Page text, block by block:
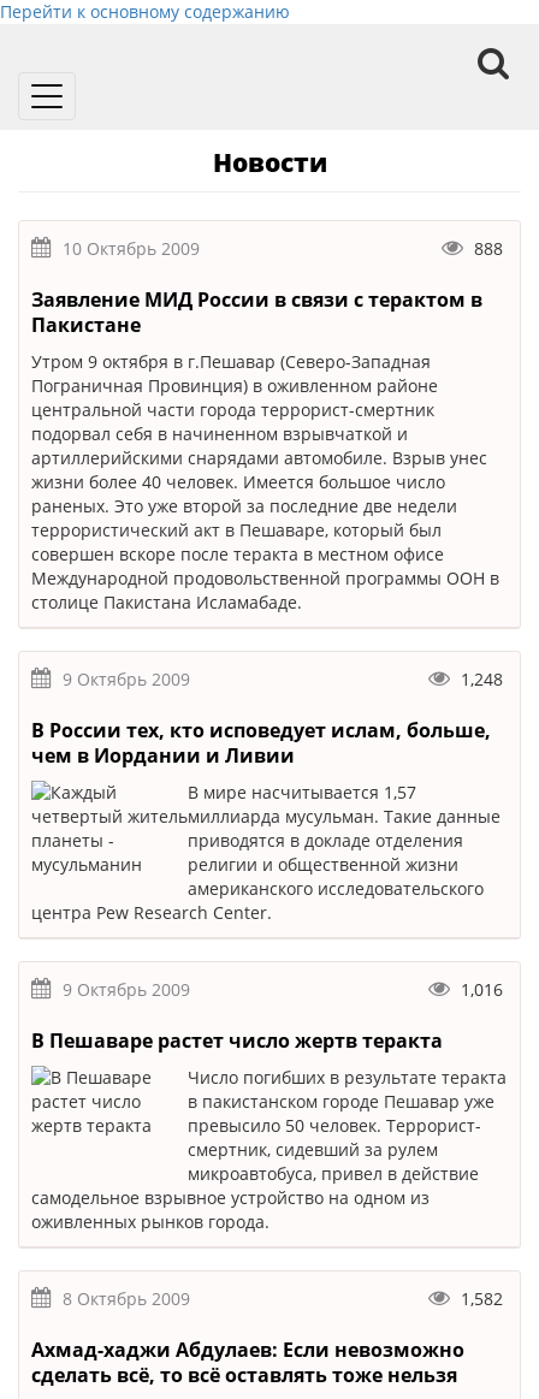
Перейти к основному содержанию
Toggle
Новости
10 Октябрь 2009 888
Заявление МИД России в связи с терактом в
Пакистане
Утром 9 октября в г.Пешавар (Северо-Западная
Пограничная Провинция) в оживленном районе
центральной части города террорист-смертник
подорвал себя в начиненном взрывчаткой и
артиллерийскими снарядами автомобиле. Взрыв унес
жизни более 40 человек. Имеется большое число
раненых. Это уже второй за последние две недели
террористический акт в Пешаваре, который был
совершен вскоре после теракта в местном офисе
Международной продовольственной программы ООН в
столице Пакистана Исламабаде.
9 Октябрь 2009 1,248
В России тех, кто исповедует ислам, больше,
чем в Иордании и Ливии
В мире насчитывается 1,57
миллиарда мусульман. Такие данные
приводятся в докладе отделения
религии и общественной жизни
американского исследовательского
центра Pew Research Center.
9 Октябрь 2009 1,016
В Пешаваре растет число жертв теракта
Число погибших в результате теракта
в пакистанском городе Пешавар уже
превысило 50 человек. Террорист-
смертник, сидевший за рулем
микроавтобуса, привел в действие
самодельное взрывное устройство на одном из
оживленных рынков города.
8 Октябрь 2009 1,582
Ахмад-хаджи Абдулаев: Если невозможно
сделать всё, то всё оставлять тоже нельзя